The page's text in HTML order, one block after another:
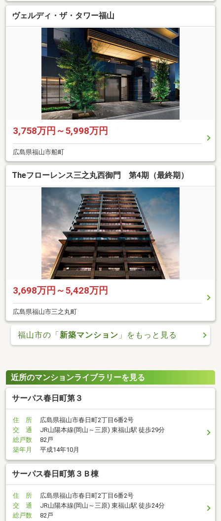
ヴェルディ・ザ・タワー福山
3,758万円～5,998万円
広島県福山市船町
Theフローレンス三之丸西御門 第4期（最終期）
3,698万円～5,428万円
広島県福山市三之丸町
福山市の「新築マンション 」をもっと見る
近所のマンションライブラリーを見る
サーパス春日町第３
住 所
広島県福山市春日町2丁目6番2号
交 通
JR山陽本線(岡山～三原) 東福山駅 徒歩29分
総戸数
82戸
築年月
平成14年10月
サーパス春日町第３Ｂ棟
住 所
広島県福山市春日町2丁目6番2号
交 通
JR山陽本線(岡山～三原) 東福山駅 徒歩24分
総戸数
82戸